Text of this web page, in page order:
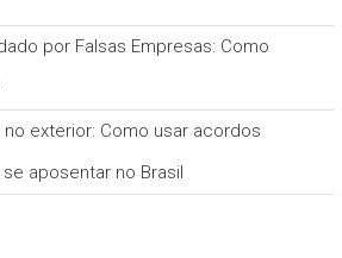
por Falsas Empresas: Como
exterior: Como usar acordos
aposentar no Brasil